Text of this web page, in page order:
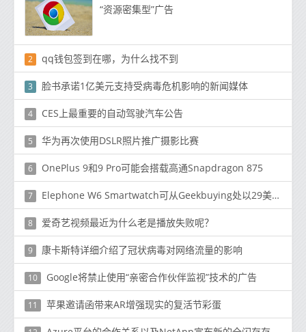
“资源密集型”广告
2 qq钱包签到在哪，为什么找不到
3 脸书承诺1亿美元支持受病毒危机影响的新闻媒体
4 CES上最重要的自动驾驶汽车公告
5 华为再次使用DSLR照片推广摄影比赛
6 OnePlus 9和9 Pro可能会搭载高通Snapdragon 875
7 Elephone W6 Smartwatch可从Geekbuying处以29美元的折扣价购买
8 爱奇艺视频最近为什么老是播放失败呢？
9 康卡斯特详细介绍了冠状病毒对网络流量的影响
10 Google将禁止使用“亲密合作伙伴监视”技术的广告
11 苹果邀请函带来AR增强现实的复活节彩蛋